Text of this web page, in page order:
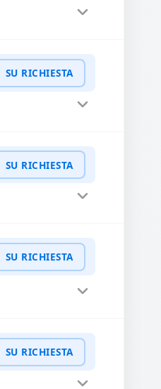
WhatsApp
SU RICHIESTA
WhatsApp
SU RICHIESTA
WhatsApp
SU RICHIESTA
WhatsApp
SU RICHIESTA